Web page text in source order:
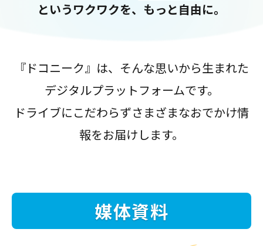
というワクワクを、もっと自由に。
『ドコニーク』は、そんな思いから生まれた
デジタルプラットフォームです。
ドライブにこだわらずさまざまなおでかけ情
報をお届けします。
媒体資料